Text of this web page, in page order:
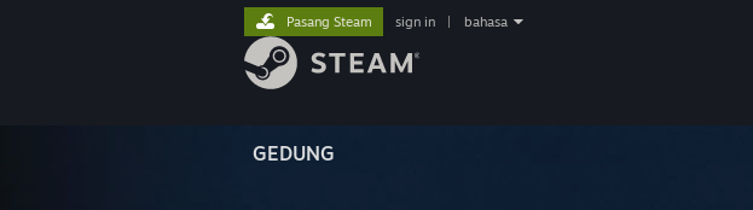
GEDUNG
Pasang Steam sign in bahasa